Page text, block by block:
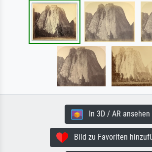
In 3D / AR ansehen
Bild zu Favoriten